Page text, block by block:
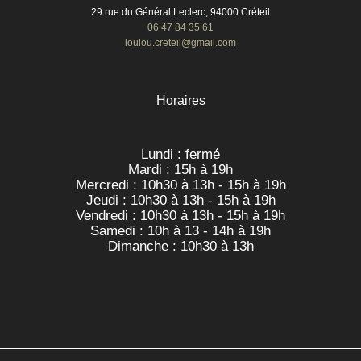
29 rue du Général Leclerc, 94000 Créteil
06 47 84 35 61
loulou.creteil@gmail.com
Horaires
Lundi : fermé
Mardi : 15h à 19h
Mercredi : 10h30 à 13h - 15h à 19h
Jeudi : 10h30 à 13h - 15h à 19h
Vendredi : 10h30 à 13h - 15h à 19h
Samedi : 10h à 13 - 14h à 19h
Dimanche : 10h30 à 13h